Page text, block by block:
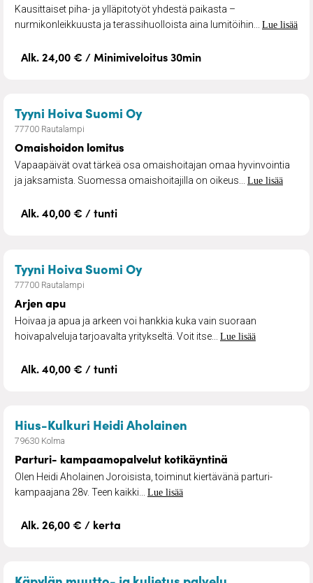
Kausittaiset piha- ja ylläpitotyöt yhdestä paikasta –
nurmikonleikkuusta ja terassihuolloista aina lumitöihin... Lue lisää
Alk. 24,00 € / Minimiveloitus 30min
Tyyni Hoiva Suomi Oy– Omaishoidon lomitus
77700 Rautalampi
Omaishoidon lomitus
Vapaapäivät ovat tärkeä osa omaishoitajan omaa hyvinvointia
ja jaksamista. Suomessa omaishoitajilla on oikeus... Lue lisää
Alk. 40,00 € / tunti
Tyyni Hoiva Suomi Oy– Arjen apu
77700 Rautalampi
Arjen apu
Hoivaa ja apua ja arkeen voi hankkia kuka vain suoraan
hoivapalveluja tarjoavalta yritykseltä. Voit itse... Lue lisää
Alk. 40,00 € / tunti
Hius-Kulkuri Heidi Aholainen
79630 Kolma
Parturi- kampaamopalvelut kotikäyntinä
Olen Heidi Aholainen Joroisista, toiminut kiertävänä parturi-
kampaajana 28v. Teen kaikki... Lue lisää
Alk. 26,00 € / kerta